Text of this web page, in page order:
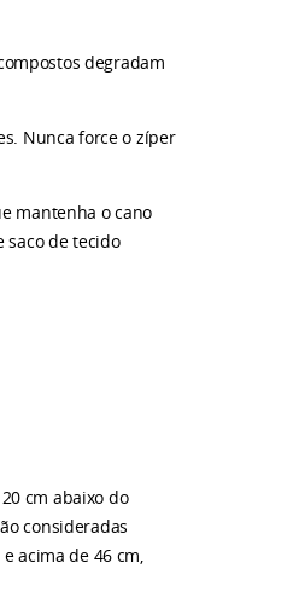
degradam
Nunca force o zíper
mantenha o cano
saco de tecido
cm abaixo do
consideradas
acima de 46 cm,